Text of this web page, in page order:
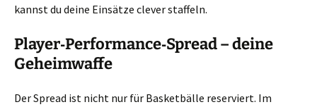
kannst du deine Einsätze clever staffeln.
Player‑Performance‑Spread – deine
Geheimwaffe
Der Spread ist nicht nur für Basketbälle reserviert. Im